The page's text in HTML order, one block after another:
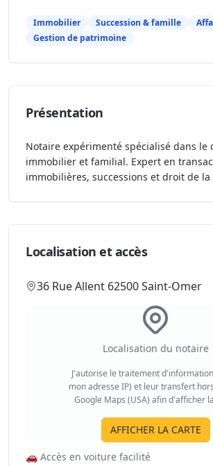
Immobilier Succession & famille
Gestion de patrimoine
Présentation
Notaire expérimenté spécialisé dans le
immobilier et familial. Expert en
immobilières, successions et droit de
Localisation et accès
36 Rue Allent 62500 Saint-Omer
Localisation du notaire
J'autorise le traitement
mon adresse IP) et leur transfert
Google Maps (USA) afin d'afficher
AFFICHER LA CARTE
🚗 Accès en voiture facilité